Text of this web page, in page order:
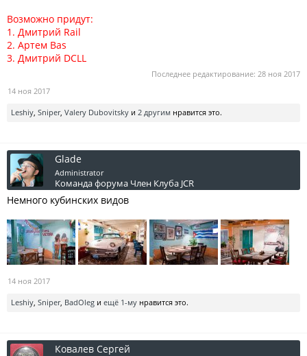
Возможно придут:
1. Дмитрий Rail
2. Артем Bas
3. Дмитрий DCLL
Последнее редактирование: 28 ноя 2017
14 ноя 2017
Leshiy, Sniper, Valery Dubovitsky и 2 другим нравится это.
Glade
Administrator
Команда форума Член Клуба JCR
Немного кубинских видов
14 ноя 2017
Leshiy, Sniper, BadOleg и ещё 1-му нравится это.
Ковалев Сергей